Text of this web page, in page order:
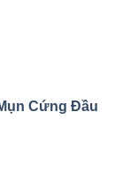
Cứng Đầu